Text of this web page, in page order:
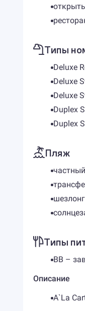
Типы
Deluxe
Deluxe
Deluxe
Duplex
Duplex
Пляж
Типы
BB –
Описание
A`La